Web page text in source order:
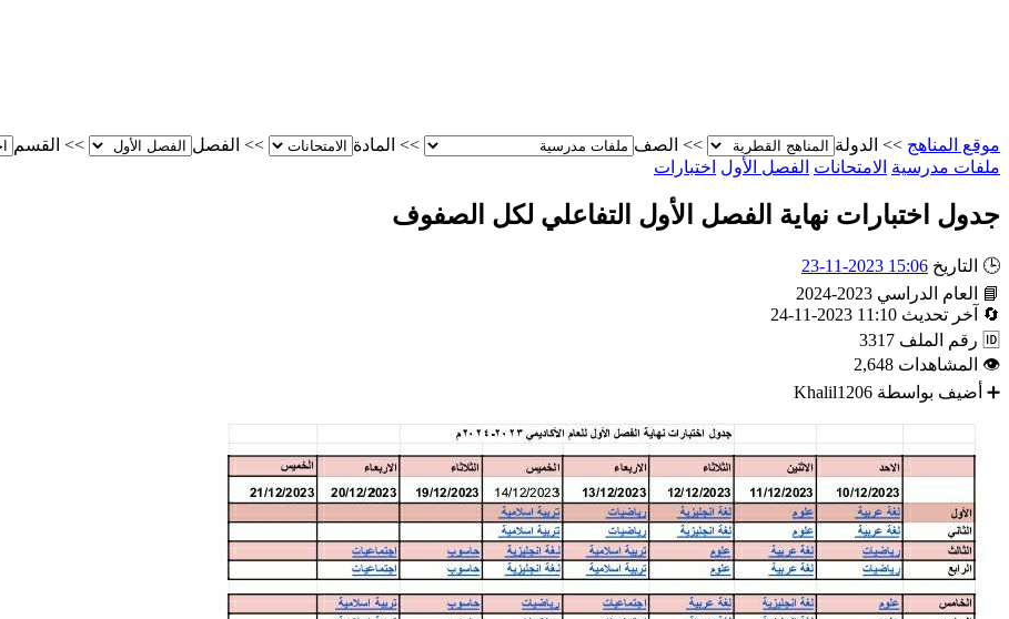
موقع المناهج >> الدولة >> الصف >> المادة >> الفصل >> القسم
ملفات مدرسية الامتحانات الفصل الأول اختبارات
جدول اختبارات نهاية الفصل الأول التفاعلي لكل الصفوف
🕒 التاريخ 15:06 2023-11-23
📘
العام الدراسي 2023-2024
🔄
آخر تحديث 11:10 2023-11-24
🆔 رقم الملف 3317
👁 المشاهدات 2,648
➕ أضيف بواسطة Khalil1206